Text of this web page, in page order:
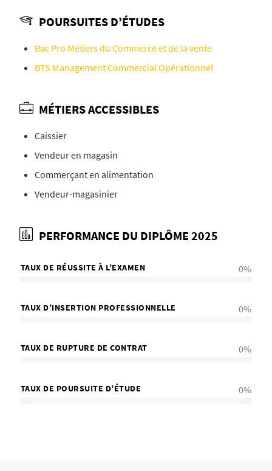
POURSUITES D’ÉTUDES
Bac Pro Métiers du Commerce et de la vente
BTS Management Commercial Opérationnel
MÉTIERS ACCESSIBLES
Caissier
Vendeur en magasin
Commerçant en alimentation
Vendeur-magasinier
PERFORMANCE DU DIPLÔME 2025
TAUX DE RÉUSSITE À L’EXAMEN 0%
TAUX D’INSERTION PROFESSIONNELLE 0%
TAUX DE RUPTURE DE CONTRAT 0%
TAUX DE POURSUITE D’ÉTUDE 0%